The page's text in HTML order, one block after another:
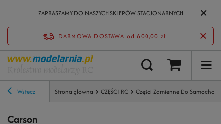
ZAPRASZAMY DO NASZYCH SKLEPÓW STACJONARNYCH
DARMOWA DOSTAWA od 600,00 zł
Wstecz Strona główna CZĘŚCI RC Części Zamienne Do
Carson